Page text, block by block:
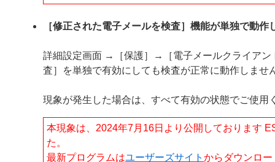
［修正された電子メールを検査］機能が単独で動作
詳細設定画面 →［保護］→［電子メールクライア
査］を単独で有効にしても検査が正常に動作しませ
現象が発生した場合は、すべて有効の状態でご使用
本現象は、2024年7月16日より公開しております
た。
最新プログラムはユーザーズサイト からダウンロ